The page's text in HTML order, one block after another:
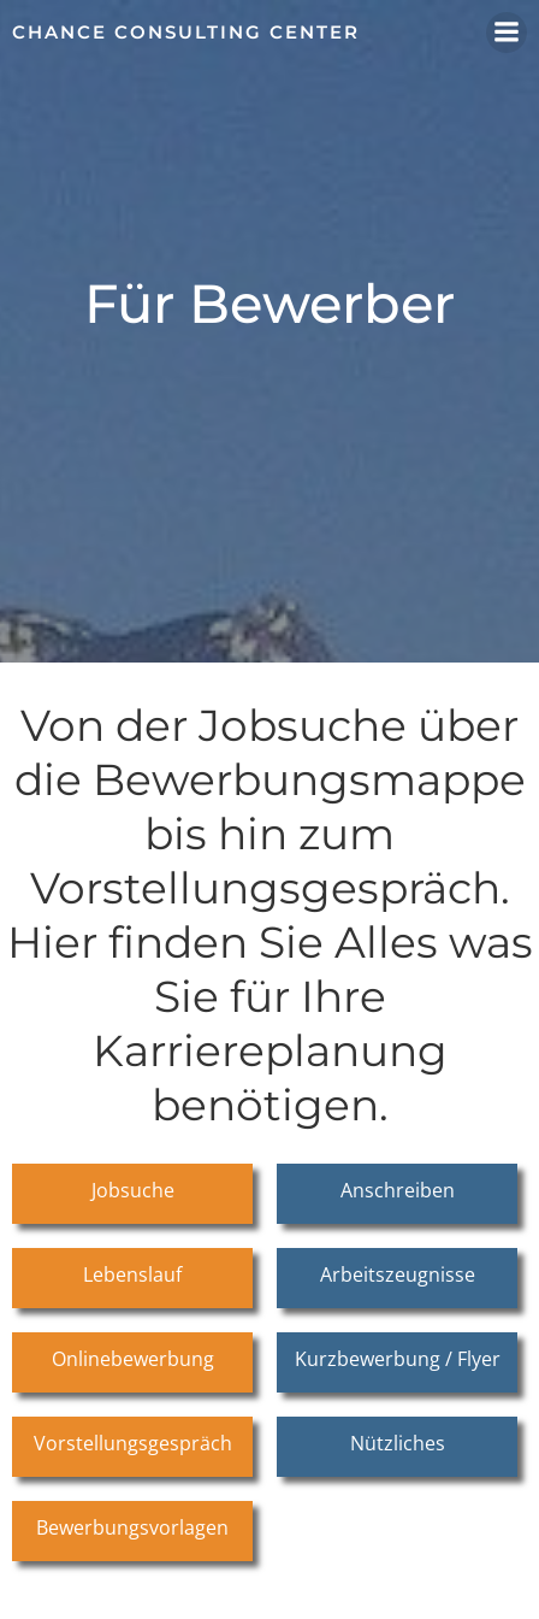
Inhalt
CHANCE CONSULTING CENTER
Für Bewerber
Von der Jobsuche über
die Bewerbungsmappe
bis hin zum
Vorstellungsgespräch.
Hier finden Sie Alles was
Sie für Ihre
Karriereplanung
benötigen.
Jobsuche Anschreiben
Lebenslauf Arbeitszeugnisse
Onlinebewerbung Kurzbewerbung / Flyer
Vorstellungsgespräch Nützliches
Bewerbungsvorlagen